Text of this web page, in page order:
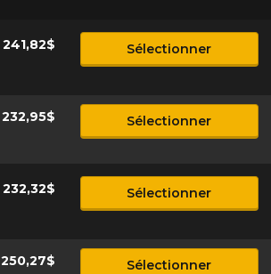
241,82$ Sélectionner
232,95$ Sélectionner
232,32$ Sélectionner
250,27$ Sélectionner